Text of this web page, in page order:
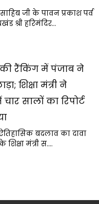
जी के पावन प्रकाश पर्व
श्री हरिमंदिर…
रैंकिंग में पंजाब ने
शिक्षा मंत्री ने
सालों का रिपोर्ट
बदलाव का दावा
मंत्री स.…